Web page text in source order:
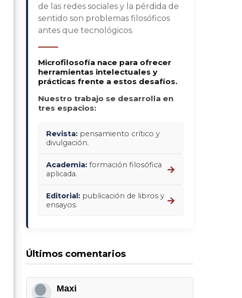
de las redes sociales y la pérdida de
sentido son problemas filosóficos
antes que tecnológicos.
Microfilosofía nace para ofrecer
herramientas intelectuales y
prácticas frente a estos desafíos.
Nuestro trabajo se desarrolla en
tres espacios:
Revista: pensamiento crítico y
divulgación.
Academia: formación filosófica
aplicada.
→
Editorial: publicación de libros y
ensayos.
→
Últimos comentarios
Maxi